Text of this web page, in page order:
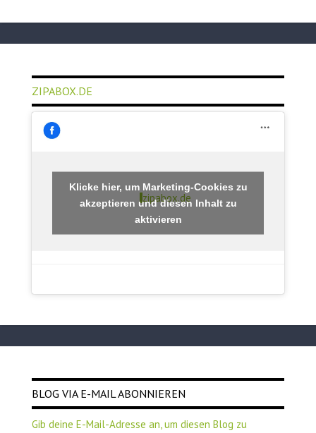
ZIPABOX.DE
zipabox.de
Klicke hier, um Marketing-Cookies zu
akzeptieren und diesen Inhalt zu
aktivieren
BLOG VIA E-MAIL ABONNIEREN
Gib deine E-Mail-Adresse an, um diesen Blog zu